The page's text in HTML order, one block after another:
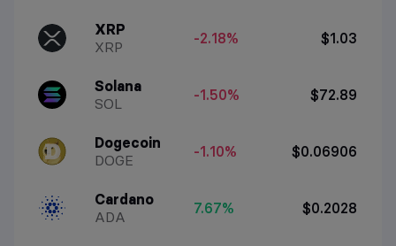
XRP
XRP
-2.18% $1.03
Solana
SOL
-1.50% $72.89
Dogecoin
DOGE
-1.10% $0.06906
Cardano
ADA
7.67% $0.2028